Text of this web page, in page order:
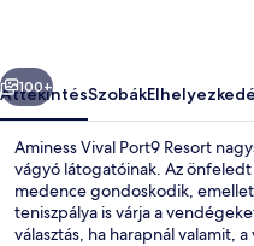
Következő
100+
ÁttekintésSzobák
Aminess Vival Port9 Resort
vágyó látogatóinak. Az önfeledt
medence gondoskodik,
teniszpálya is várja a
választás, ha harapnál valamit,